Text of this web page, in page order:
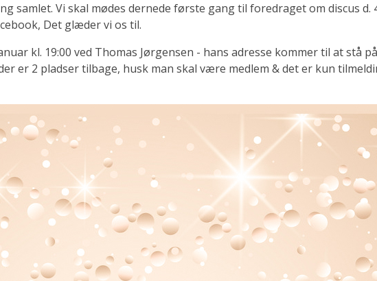
samlet. Vi skal mødes dernede første gang til foredraget om discus
Det glæder vi os til.
kl. 19:00 ved Thomas Jørgensen - hans adresse kommer til at stå
er 2 pladser tilbage, husk man skal være medlem & det er kun